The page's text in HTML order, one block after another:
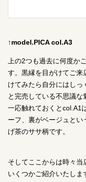
↑model.PICA col.A3
上の2つも過去に何度か
す。黒縁を目がけてご
けてみたら自分にはしっ
と完売している不思議な
一応触れておくとcol.A1
ーフ、裏がベージュとい
げ茶のササ柄です。
そしてここからは時々
いくつかご紹介いたしま